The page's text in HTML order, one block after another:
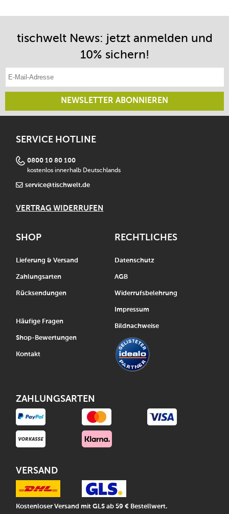
tischwelt News: jetzt anmelden und
10% sichern!
NEWSLETTER ABONNIEREN
SERVICE HOTLINE
0800 10 80 100
kostenlos innerhalb Deutschlands
service@tischwelt.de
VERTRAG WIDERRUFEN
SHOP
Lieferung & Versand
Zahlungsarten
Rücksendungen
Häufige Fragen
Shop-Bewertungen
Kontakt
RECHTLICHES
Datenschutz
AGB
Widerrufsbelehrung
Impressum
Bildnachweise
ZAHLUNGSARTEN
VERSAND
Kostenloser Versand mit GLS ab 59 € Bestellwert.